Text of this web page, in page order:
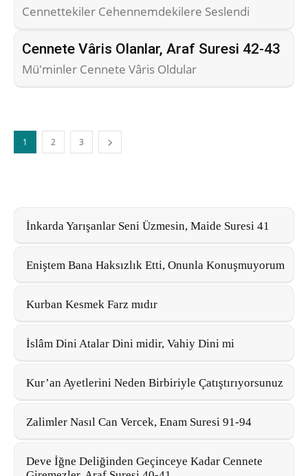
Cennettekiler Cehennemdekilere Seslendi
Cennete Vâris Olanlar, Araf Suresi 42-43
Mü'minler Cennete Vâris Oldular
1 2 3
İnkarda Yarışanlar Seni Üzmesin, Maide Suresi 41
Eniştem Bana Haksızlık Etti, Onunla Konuşmuyorum
Kurban Kesmek Farz mıdır
İslâm Dini Atalar Dini midir, Vahiy Dini mi
Kur’an Ayetlerini Neden Birbiriyle Çatıştırıyorsunuz
Zalimler Nasıl Can Vercek, Enam Suresi 91-94
Deve İğne Deliğinden Geçinceye Kadar Cennete